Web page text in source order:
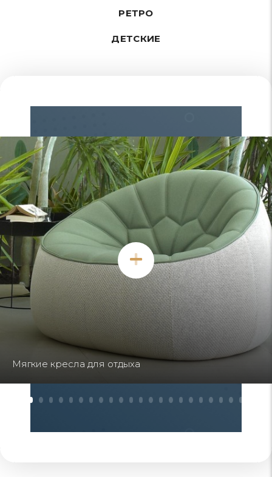
РЕТРО
ДЕТСКИЕ
Кресла необычной формы